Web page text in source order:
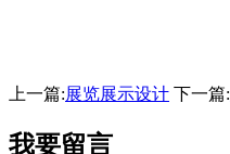
上一篇:展览展示设计 下一篇:
我要留言